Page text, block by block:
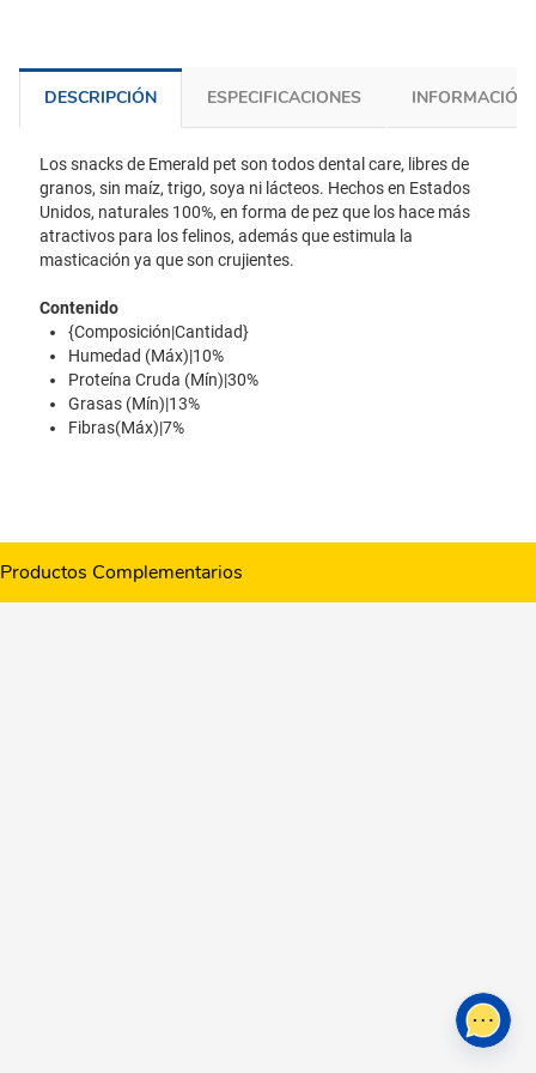
DESCRIPCIÓN ESPECIFICACIONES
Los snacks de Emerald pet son todos dental care, libres de
granos, sin maíz, trigo, soya ni lácteos. Hechos en Estados
Unidos, naturales 100%, en forma de pez que los hace más
atractivos para los felinos, además que estimula la
masticación ya que son crujientes.
Contenido
{Composición|Cantidad}
Humedad (Máx)|10%
Proteína Cruda (Mín)|30%
Grasas (Mín)|13%
Fibras(Máx)|7%
Productos Complementarios